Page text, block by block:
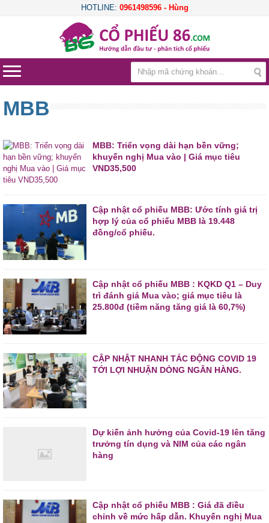
HOTLINE: 0961498596 - Hùng
MBB
MBB: Triển vọng dài hạn bền vững;
khuyến nghị Mua vào | Giá mục tiêu
VND35,500
Cập nhật cổ phiếu MBB: Ước tính giá trị
hợp lý của cổ phiếu MBB là 19.448
đồng/cổ phiếu.
Cập nhật cổ phiếu MBB : KQKD Q1 – Duy
trì đánh giá Mua vào; giá mục tiêu là
25.800đ (tiềm năng tăng giá là 60,7%)
CẬP NHẬT NHANH TÁC ĐỘNG COVID 19
TỚI LỢI NHUẬN DÒNG NGÂN HÀNG.
Dự kiến ảnh hưởng của Covid-19 lên tăng
trưởng tín dụng và NIM của các ngân
hàng
Cập nhật cổ phiếu MBB : Giá đã điều
chỉnh về mức hấp dẫn. Khuyến nghị Mua